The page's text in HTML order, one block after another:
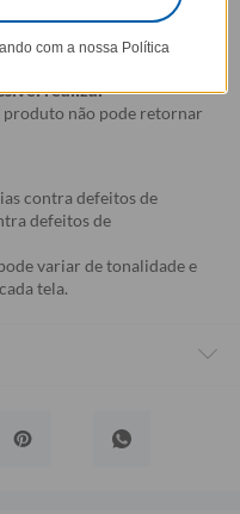
atenção todos os
modelo, estampa e
realizar
produto não pode retornar
contra defeitos de
defeitos de
variar de tonalidade e
tela.
com a nossa Política